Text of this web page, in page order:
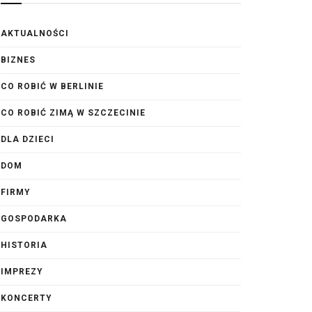
AKTUALNOŚCI
BIZNES
CO ROBIĆ W BERLINIE
CO ROBIĆ ZIMĄ W SZCZECINIE
DLA DZIECI
DOM
FIRMY
GOSPODARKA
HISTORIA
IMPREZY
KONCERTY